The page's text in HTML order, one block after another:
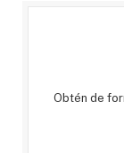
Obtén de